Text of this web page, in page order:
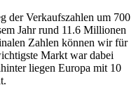
der Verkaufszahlen um 700
Jahr rund 11.6 Millionen
Zahlen können wir für
Markt war dabei
liegen Europa mit 10